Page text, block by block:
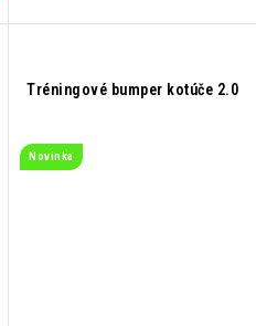
Tréningové bumper kotúče 2.0
Novinka